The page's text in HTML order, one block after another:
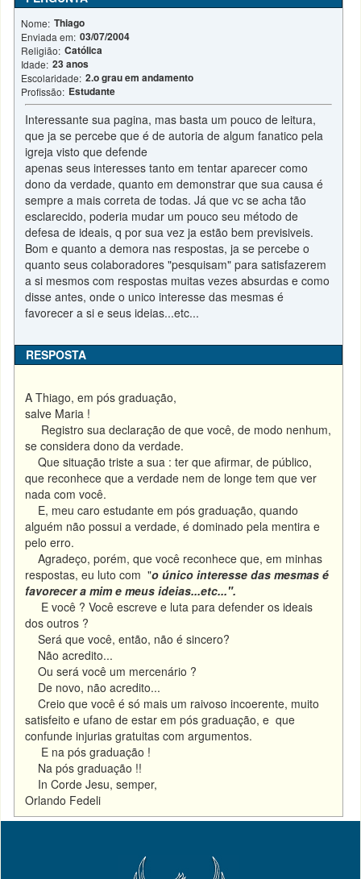
Nome: Thiago
Enviada em: 03/07/2004
Religião: Católica
Idade: 23 anos
Escolaridade: 2.o grau em andamento
Profissão: Estudante
Interessante sua pagina, mas basta um pouco de leitura,
que ja se percebe que é de autoria de algum fanatico pela
igreja visto que defende
apenas seus interesses tanto em tentar aparecer como
dono da verdade, quanto em demonstrar que sua causa é
sempre a mais correta de todas. Já que vc se acha tão
esclarecido, poderia mudar um pouco seu método de
defesa de ideais, q por sua vez ja estão bem previsiveis.
Bom e quanto a demora nas respostas, ja se percebe o
quanto seus colaboradores "pesquisam" para satisfazerem
a si mesmos com respostas muitas vezes absurdas e como
disse antes, onde o unico interesse das mesmas é
favorecer a si e seus ideias...etc...
RESPOSTA
A Thiago, em pós graduação,
salve Maria !
Registro sua declaração de que você, de modo nenhum,
se considera dono da verdade.
Que situação triste a sua : ter que afirmar, de público,
que reconhece que a verdade nem de longe tem que ver
nada com você.
E, meu caro estudante em pós graduação, quando
alguém não possui a verdade, é dominado pela mentira e
pelo erro.
Agradeço, porém, que você reconhece que, em minhas
respostas, eu luto com "o únicointeresse das mesmas é
favorecer a mim e meus ideias...etc...".
E você ? Você escreve e luta para defender os ideais
dos outros ?
Será que você, então, não é sincero?
Não acredito...
Ou será você um mercenário ?
De novo, não acredito...
Creio que você é só mais um raivoso incoerente, muito
satisfeito e ufano de estar em pós graduação, e que
confunde injurias gratuitas com argumentos.
E na pós graduação !
Na pós graduação !!
In Corde Jesu, semper,
Orlando Fedeli